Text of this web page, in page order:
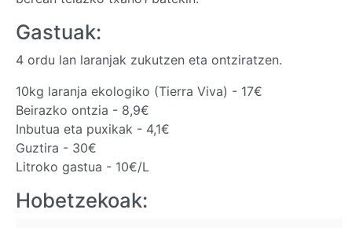
Gastuak:
4 ordu lan laranjak zukutzen eta ontziratzen.
10kg laranja ekologiko (Tierra Viva) - 17€
Beirazko ontzia - 8,9€
Inbutua eta puxikak - 4,1€
Guztira - 30€
Litroko gastua - 10€/L
Hobetzekoak: